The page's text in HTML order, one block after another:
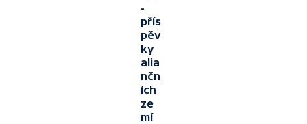
-
přís
pěv
ky
alia
nčn
ích
ze
mí